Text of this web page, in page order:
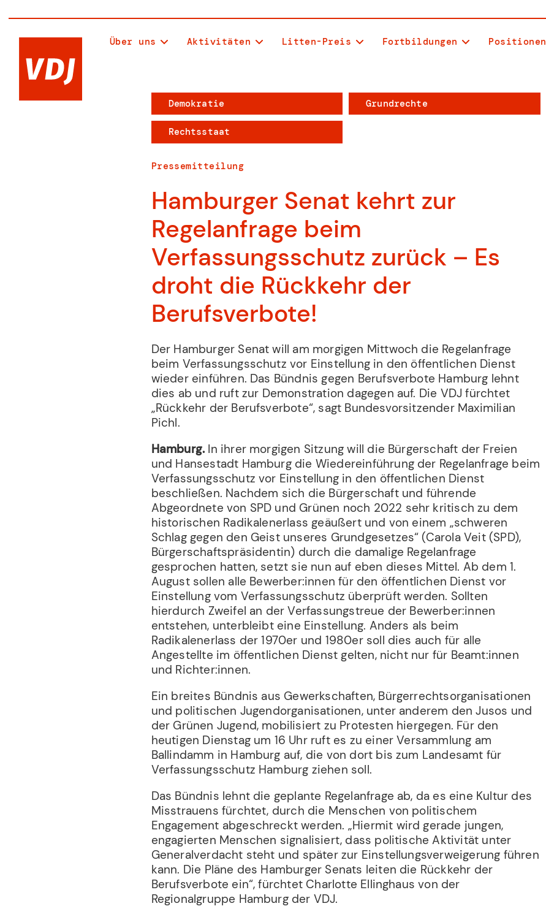
Über uns Aktivitäten Litten-Preis Fortbildungen Positionen
Demokratie Grundrechte
Rechtsstaat
Pressemitteilung
Hamburger Senat kehrt zur
Regelanfrage beim
Verfassungsschutz zurück – Es
droht die Rückkehr der
Berufsverbote!
Der Hamburger Senat will am morgigen Mittwoch die Regelanfrage
beim Verfassungsschutz vor Einstellung in den öffentlichen Dienst
wieder einführen. Das Bündnis gegen Berufsverbote Hamburg lehnt
dies ab und ruft zur Demonstration dagegen auf. Die VDJ fürchtet
„Rückkehr der Berufsverbote“, sagt Bundesvorsitzender Maximilian
Pichl.
Hamburg. In ihrer morgigen Sitzung will die Bürgerschaft der Freien
und Hansestadt Hamburg die Wiedereinführung der Regelanfrage beim
Verfassungsschutz vor Einstellung in den öffentlichen Dienst
beschließen. Nachdem sich die Bürgerschaft und führende
Abgeordnete von SPD und Grünen noch 2022 sehr kritisch zu dem
historischen Radikalenerlass geäußert und von einem „schweren
Schlag gegen den Geist unseres Grundgesetzes“ (Carola Veit (SPD),
Bürgerschaftspräsidentin) durch die damalige Regelanfrage
gesprochen hatten, setzt sie nun auf eben dieses Mittel. Ab dem 1.
August sollen alle Bewerber:innen für den öffentlichen Dienst vor
Einstellung vom Verfassungsschutz überprüft werden. Sollten
hierdurch Zweifel an der Verfassungstreue der Bewerber:innen
entstehen, unterbleibt eine Einstellung. Anders als beim
Radikalenerlass der 1970er und 1980er soll dies auch für alle
Angestellte im öffentlichen Dienst gelten, nicht nur für Beamt:innen
und Richter:innen.
Ein breites Bündnis aus Gewerkschaften, Bürgerrechtsorganisationen
und politischen Jugendorganisationen, unter anderem den Jusos und
der Grünen Jugend, mobilisiert zu Protesten hiergegen. Für den
heutigen Dienstag um 16 Uhr ruft es zu einer Versammlung am
Ballindamm in Hamburg auf, die von dort bis zum Landesamt für
Verfassungsschutz Hamburg ziehen soll.
Das Bündnis lehnt die geplante Regelanfrage ab, da es eine Kultur des
Misstrauens fürchtet, durch die Menschen von politischem
Engagement abgeschreckt werden. „Hiermit wird gerade jungen,
engagierten Menschen signalisiert, dass politische Aktivität unter
Generalverdacht steht und später zur Einstellungsverweigerung führen
kann. Die Pläne des Hamburger Senats leiten die Rückkehr der
Berufsverbote ein“, fürchtet Charlotte Ellinghaus von der
Regionalgruppe Hamburg der VDJ.